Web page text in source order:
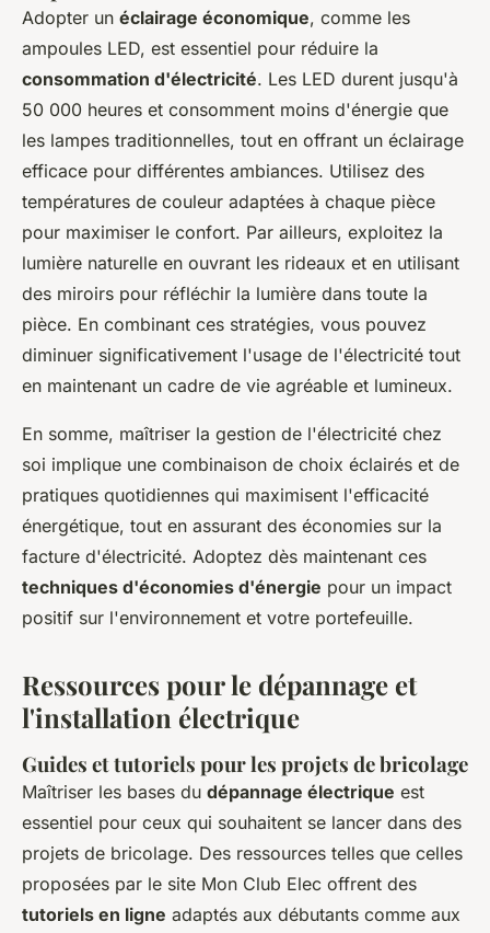
Adopter un éclairage économique, comme les
ampoules LED, est essentiel pour réduire la
consommation d'électricité. Les LED durent jusqu'à
50 000 heures et consomment moins d'énergie que
les lampes traditionnelles, tout en offrant un éclairage
efficace pour différentes ambiances. Utilisez des
températures de couleur adaptées à chaque pièce
pour maximiser le confort. Par ailleurs, exploitez la
lumière naturelle en ouvrant les rideaux et en utilisant
des miroirs pour réfléchir la lumière dans toute la
pièce. En combinant ces stratégies, vous pouvez
diminuer significativement l'usage de l'électricité tout
en maintenant un cadre de vie agréable et lumineux.
En somme, maîtriser la gestion de l'électricité chez
soi implique une combinaison de choix éclairés et de
pratiques quotidiennes qui maximisent l'efficacité
énergétique, tout en assurant des économies sur la
facture d'électricité. Adoptez dès maintenant ces
techniques d'économies d'énergie pour un impact
positif sur l'environnement et votre portefeuille.
Ressources pour le dépannage et
l'installation électrique
Guides et tutoriels pour les projets de bricolage
Maîtriser les bases du dépannage électrique est
essentiel pour ceux qui souhaitent se lancer dans des
projets de bricolage. Des ressources telles que celles
proposées par le site Mon Club Elec offrent des
tutoriels en ligne adaptés aux débutants comme aux